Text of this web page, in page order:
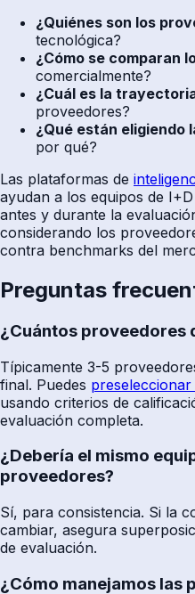
¿Quiénes son los
tecnológica?
¿Cómo se comparan
comercialmente?
¿Cuál es la
proveedores?
¿Qué están eligiendo
por qué?
Las plataformas de
ayudan a los equipos de
antes y durante la
considerando los
contra benchmarks del
Preguntas
¿Cuántos proveedores
Típicamente 3-5
final. Puedes preseleccionar
usando criterios de
evaluación completa.
¿Debería el mismo
proveedores?
Sí, para consistencia. Si la
cambiar, asegura
de evaluación.
¿Cómo manejamos las